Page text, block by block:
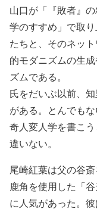
山口が「『敗者』
学のすすめ」で取
たちと、そのネッ
的モダニズムの生
ズムである。
氏をだいぶ以前、
がある。とんでも
奇人変人学を書こ
違いない。
尾崎紅葉は父の谷
鹿角を使用した「
に人気があった。